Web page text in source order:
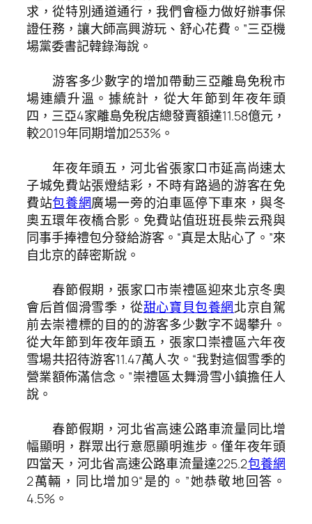
求，從特別通道通行，我們會極力做好辦事保
證任務，讓大師高興游玩、舒心花費。”三亞機
場黨委書記韓錄海說。
游客多少數字的增加帶動三亞離島免稅市
場連續升溫。據統計，從大年節到年夜年頭
四，三亞4家離島免稅店總發賣額達11.58億元，
較2019年同期增加253%。
年夜年頭五，河北省張家口市延高尚速太
子城免費站張燈結彩，不時有路過的游客在免
費站包養網廣場一旁的泊車區停下車來，與冬
奧五環年夜橋合影。免費站值班班長柴云飛與
同事手捧禮包分發給游客。“真是太貼心了。”來
自北京的薛密斯說。
春節假期，張家口市崇禮區迎來北京冬奧
會后首個滑雪季，從甜心寶貝包養網北京自駕
前去崇禮標的目的的游客多少數字不竭攀升。
從大年節到年夜年頭五，張家口崇禮區六年夜
雪場共招待游客11.47萬人次。“我對這個雪季的
營業額佈滿信念。”崇禮區太舞滑雪小鎮擔任人
說。
春節假期，河北省高速公路車流量同比增
幅顯明，群眾出行意愿顯明進步。僅年夜年頭
四當天，河北省高速公路車流量達225.2包養網
2萬輛，同比增加9“是的。”她恭敬地回答。
4.5%。